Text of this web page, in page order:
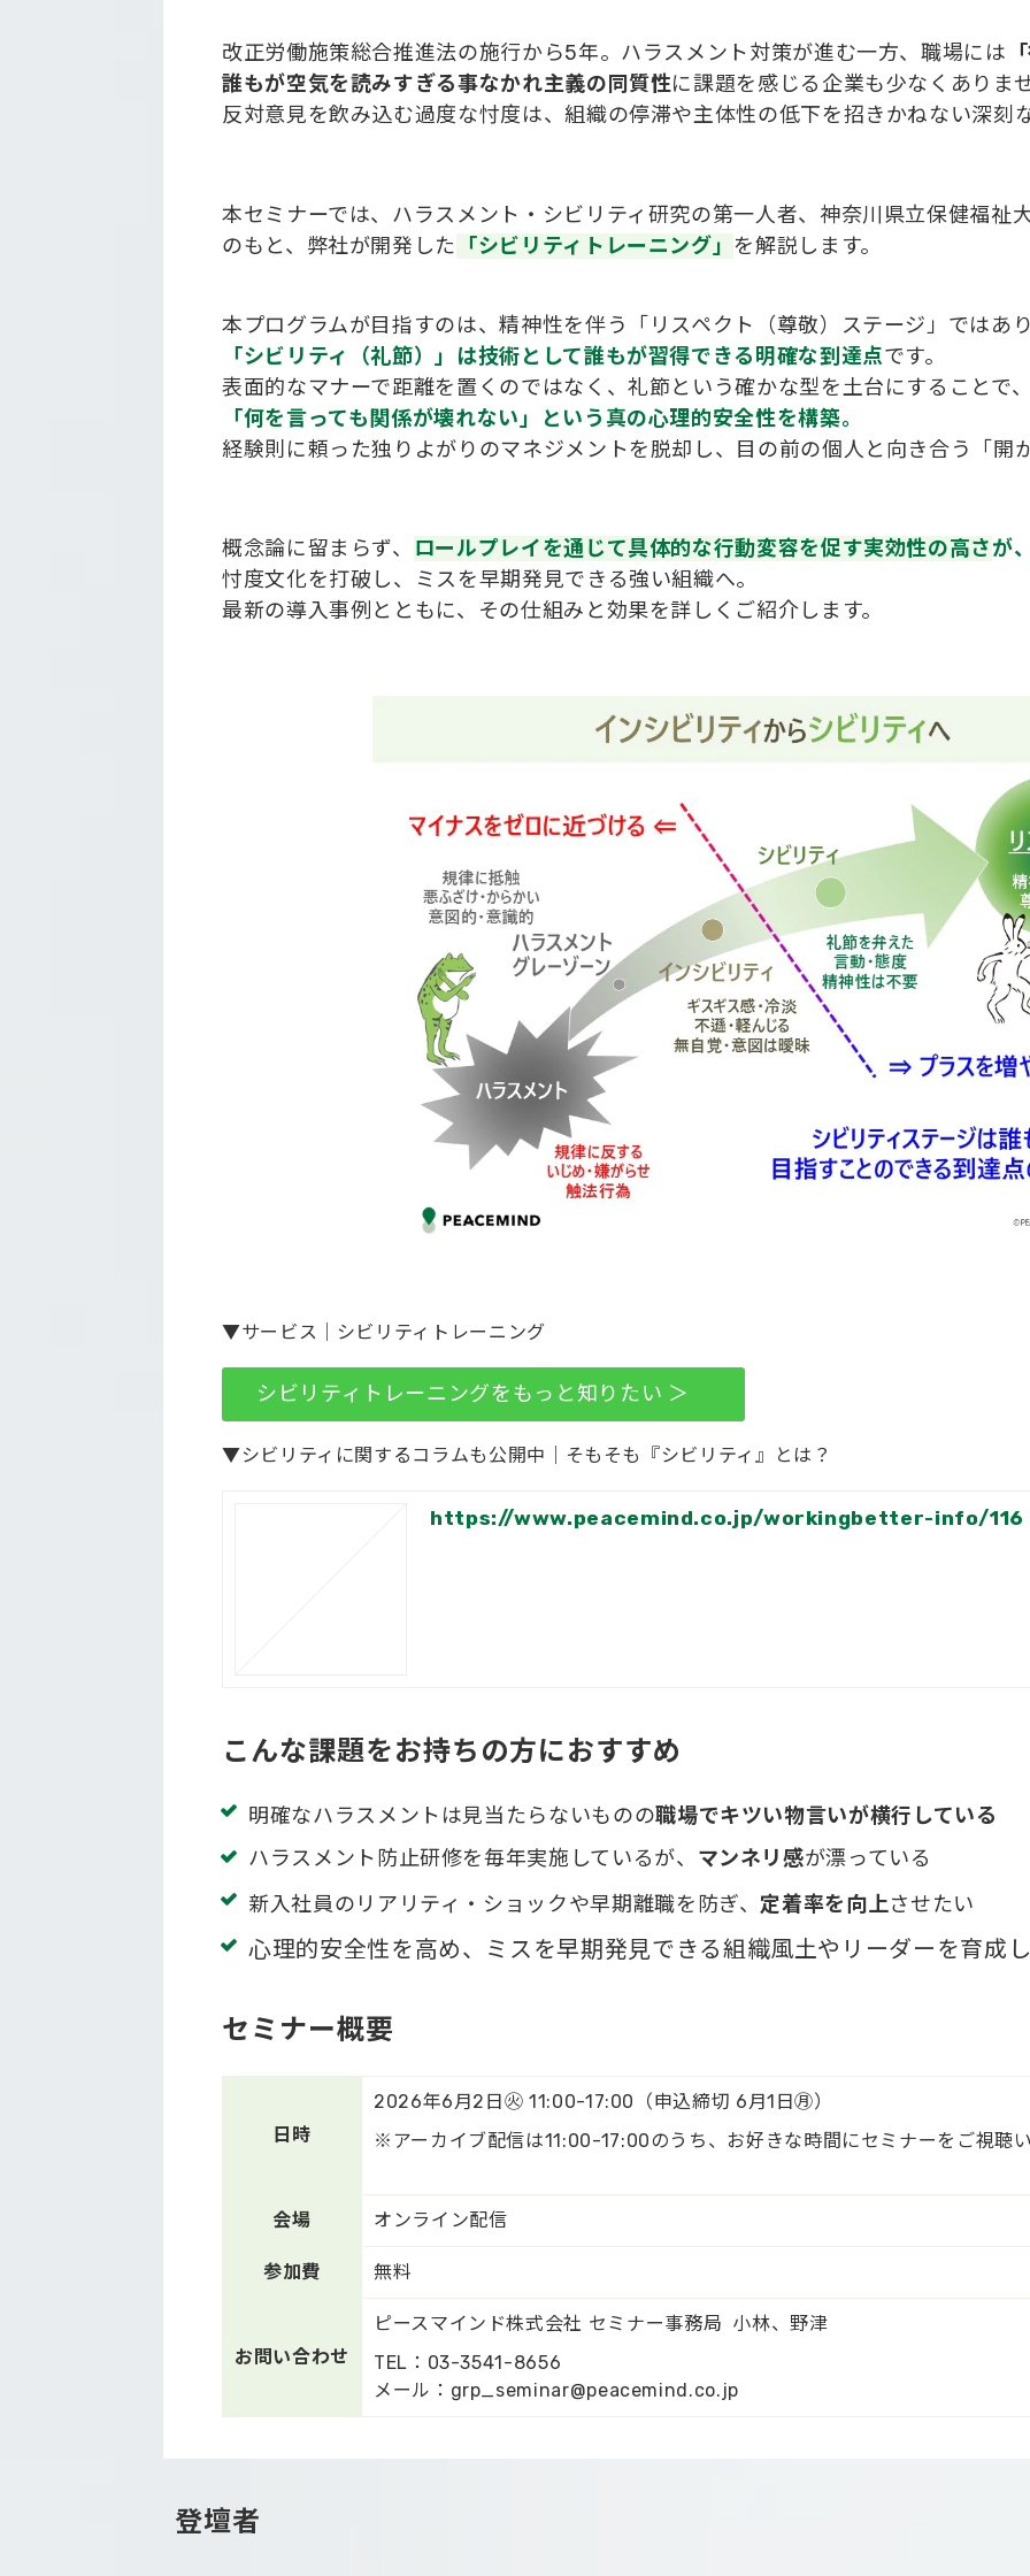
改正労働施策総合推進法の施行から5年。ハラスメント対策が進む一方、職場には
誰もが空気を読みすぎる事なかれ主義の同質性に課題を感じる企業も少なくありま
反対意見を飲み込む過度な忖度は、組織の停滞や主体性の低下を招きかねない深刻
本セミナーでは、ハラスメント・シビリティ研究の第一人者、神奈川県立保健福祉
のもと、弊社が開発した 「シビリティトレーニング」 を解説します。
本プログラムが目指すのは、精神性を伴う「リスペクト（尊敬）ステージ」ではあ
「シビリティ（礼節）」は技術として誰もが習得できる明確な到達点です。
表面的なマナーで距離を置くのではなく、礼節という確かな型を土台にすることで
「何を言っても関係が壊れない」という真の心理的安全性を構築。
経験則に頼った独りよがりのマネジメントを脱却し、目の前の個人と向き合う「開
概念論に留まらず、 ロールプレイを通じて具体的な行動変容を促す実効性の高さが
忖度文化を打破し、ミスを早期発見できる強い組織へ。
最新の導入事例とともに、その仕組みと効果を詳しくご紹介します。
▼サービス｜シビリティトレーニング
シビリティトレーニングをもっと知りたい ＞
▼シビリティに関するコラムも公開中｜そもそも『シビリティ』とは？
https://www.peacemind.co.jp/workingbetter-info/116
こんな課題をお持ちの方におすすめ
明確なハラスメントは見当たらないものの職場でキツい物言いが横行 している
ハラスメント防止研修を毎年実施しているが、 マンネリ感が漂っている
新入社員のリアリティ・ショックや早期離職を防ぎ、 定着率を向上させたい
心理的安全性を高め、ミスを早期発見できる組織風土やリーダーを育成
セミナー概要
日時
2026年6月2日㊋ 11:00-17:00（申込締切 6月1日㊊）
※アーカイブ配信は11:00-17:00のうち、お好きな時間にセミナーをご視聴
会場 オンライン配信
参加費 無料
お問い合わせ
ピースマインド株式会社 セミナー事務局 小林、野津
TEL：03-3541-8656
メール：grp_seminar@peacemind.co.jp
登壇者